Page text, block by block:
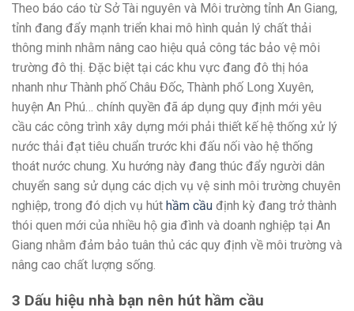
Theo báo cáo từ Sở Tài nguyên và Môi trường tỉnh An Giang,
tỉnh đang đẩy mạnh triển khai mô hình quản lý chất thải
thông minh nhằm nâng cao hiệu quả công tác bảo vệ môi
trường đô thị. Đặc biệt tại các khu vực đang đô thị hóa
nhanh như Thành phố Châu Đốc, Thành phố Long Xuyên,
huyện An Phú… chính quyền đã áp dụng quy định mới yêu
cầu các công trình xây dựng mới phải thiết kế hệ thống xử lý
nước thải đạt tiêu chuẩn trước khi đấu nối vào hệ thống
thoát nước chung. Xu hướng này đang thúc đẩy người dân
chuyển sang sử dụng các dịch vụ vệ sinh môi trường chuyên
nghiệp, trong đó dịch vụ hút hầm cầu định kỳ đang trở thành
thói quen mới của nhiều hộ gia đình và doanh nghiệp tại An
Giang nhằm đảm bảo tuân thủ các quy định về môi trường và
nâng cao chất lượng sống.
3 Dấu hiệu nhà bạn nên hút hầm cầu